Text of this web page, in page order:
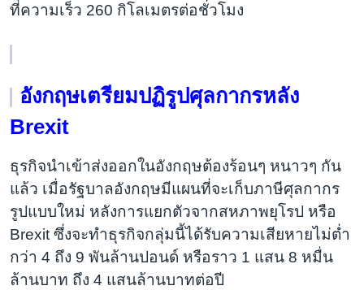
ที่ความเร็ว 260 กิโลเมตรต่อชั่วโมง
อังกฤษเตรียมปฏิรูปศุลกากรหลัง
Brexit
ธุรกิจนำเข้าส่งออกในอังกฤษต้องร้อนๆ หนาวๆ กัน
แล้ว เมื่อรัฐบาลอังกฤษมีแผนที่จะเก็บภาษีศุลกากร
รูปแบบใหม่ หลังการแยกตัวจากสหภาพยุโรป หรือ
Brexit ซึ่งจะทำธุรกิจกลุ่มนี้ได้รับความเสียหายไม่ต่ำ
กว่า 4 ถึง 9 พันล้านปอนด์ หรือราว 1 แสน 8 หมื่น
ล้านบาท ถึง 4 แสนล้านบาทต่อปี